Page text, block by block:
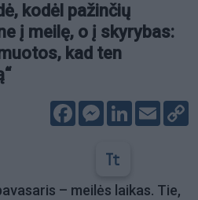
kodėl pažinčių
į meilę, o į skyrybas:
kad ten
FacebookMessenger
LinkedIn
Email
– meilės laikas. Tie,